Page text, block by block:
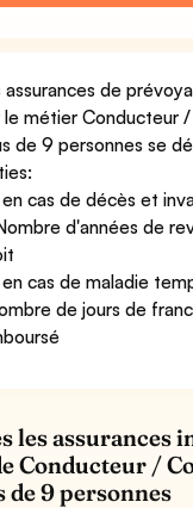
de
métier Conducteur
de 9 personnes se
cas de décès et
d'années de
cas de maladie
de jours de
les assurances
Conducteur /
de 9 personnes